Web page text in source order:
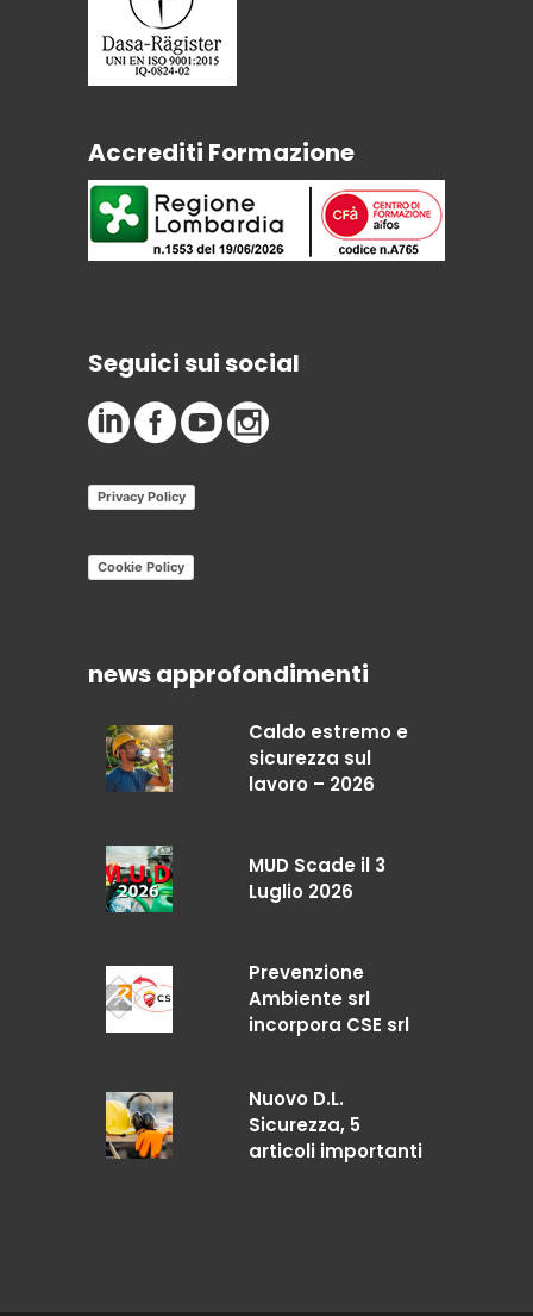
Accrediti Formazione
Seguici sui social
Privacy Policy
Cookie Policy
news approfondimenti
Caldo estremo e
sicurezza sul
lavoro – 2026
MUD Scade il 3
Luglio 2026
Prevenzione
Ambiente srl
incorpora CSE srl
Nuovo D.L.
Sicurezza, 5
articoli importanti